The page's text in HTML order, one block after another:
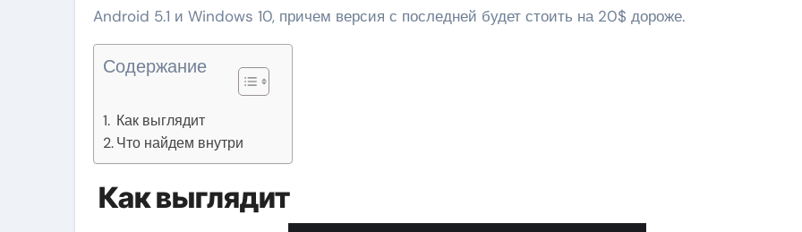
Android 5.1 и Windows 10, причем версия с последней будет стоить на 20$ дороже.
Содержание
Как выглядит
Что найдем внутри
Как выглядит